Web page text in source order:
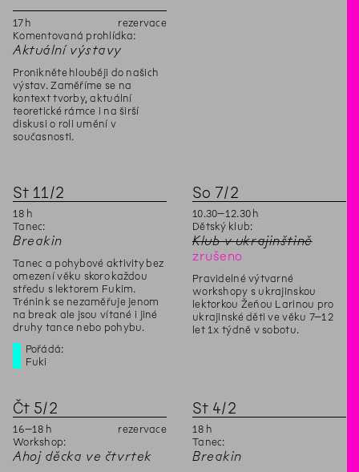
17h
rezervace
Komentovaná prohlídka:
Aktuální výstavy
Pronikněte hlouběji do našich
výstav. Zaměříme se na
kontext tvorby, aktuální
teoretické rámce i na širší
diskusi o roli umění v
současnosti.
St 11 /2
18 h
Tanec:
Breakin
Tanec a pohybové aktivity bez
omezení věku skoro každou
středu s lektorem Fukim.
Trénink se nezaměřuje jenom
na break ale jsou vítané i jiné
druhy tance nebo pohybu.
Pořádá:
Fuki
So 7/2
10.30–12.30 h
Dětský klub:
Klub v ukrajinštině
zrušeno
Pravidelné výtvarné
workshopy s ukrajinskou
lektorkou Žeňou Larinou pro
ukrajinské děti ve věku 7–12
let 1x týdně v sobotu.
Čt 5/2
16–18 h
rezervace
Workshop:
Ahoj děcka ve čtvrtek
St 4/2
18 h
Tanec:
Breakin